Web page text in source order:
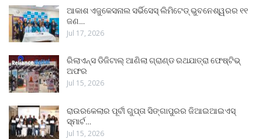
ଆକାଶ ଏଜୁକେସନାଲ ସର୍ଭିସେସ୍ ଲିମିଟେଡ୍ ଭୁବନେଶ୍ୱରର ୧୧
ଜଣ…
Jul 17, 2026
ରିଲାଏନ୍ସ ଡିଜିଟାଲ୍ ଆଣିଲା ଗ୍ରାଣ୍ଡ ରଥଯାତ୍ରା ଫେଷ୍ଟିଭ୍
ଅଫର
Jul 15, 2026
ରାଉରକେଲାର ପୂର୍ବୀ ଗୁପ୍ତା ସିଙ୍ଗାପୁରର ଜିଆଇଆଇଏସ୍
ସ୍ମାର୍ଟ…
Jul 15, 2026